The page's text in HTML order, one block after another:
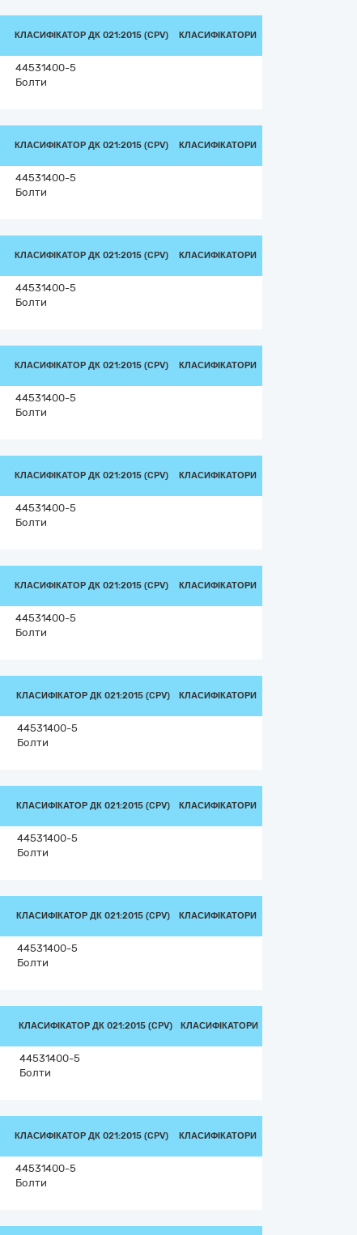
КЛАСИФІКАТОР ДК 021:2015 (CPV) КЛАСИФІКАТОРИ
44531400-5
Болти
КЛАСИФІКАТОР ДК 021:2015 (CPV) КЛАСИФІКАТОРИ
44531400-5
Болти
КЛАСИФІКАТОР ДК 021:2015 (CPV) КЛАСИФІКАТОРИ
44531400-5
Болти
КЛАСИФІКАТОР ДК 021:2015 (CPV) КЛАСИФІКАТОРИ
44531400-5
Болти
КЛАСИФІКАТОР ДК 021:2015 (CPV) КЛАСИФІКАТОРИ
44531400-5
Болти
КЛАСИФІКАТОР ДК 021:2015 (CPV) КЛАСИФІКАТОРИ
44531400-5
Болти
КЛАСИФІКАТОР ДК 021:2015 (CPV) КЛАСИФІКАТОРИ
44531400-5
Болти
КЛАСИФІКАТОР ДК 021:2015 (CPV) КЛАСИФІКАТОРИ
44531400-5
Болти
КЛАСИФІКАТОР ДК 021:2015 (CPV) КЛАСИФІКАТОРИ
44531400-5
Болти
КЛАСИФІКАТОР ДК 021:2015 (CPV) КЛАСИФІКАТОРИ
44531400-5
Болти
КЛАСИФІКАТОР ДК 021:2015 (CPV) КЛАСИФІКАТОРИ
44531400-5
Болти